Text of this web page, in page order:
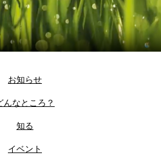
お知らせ
んなところ？
知る
イベント